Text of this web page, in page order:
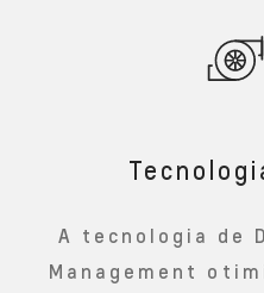
A tecnologia de
Management